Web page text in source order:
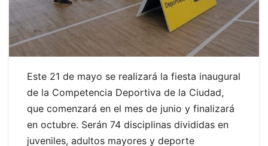
Este 21 de mayo se realizará la fiesta inaugural
de la Competencia Deportiva de la Ciudad,
que comenzará en el mes de junio y finalizará
en octubre. Serán 74 disciplinas divididas en
juveniles, adultos mayores y deporte